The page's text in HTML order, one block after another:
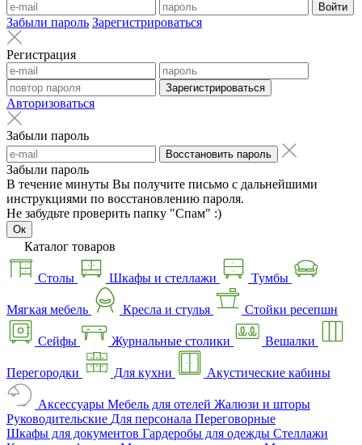
Войти
Забыли пароль Зарегистрироваться
Регистрация
Зарегистрироваться
Авторизоваться
Забыли пароль
Восстановить пароль
Забыли пароль
В течение минуты Вы получите письмо с дальнейшими
инструкциями по восстановлению пароля.
Не забудьте проверить папку "Спам" :)
Ок
Каталог товаров
Столы Шкафы и стеллажи Тумбы
Мягкая мебель Кресла и стулья Стойки ресепшн
Сейфы Журнальные столики Вешалки
Перегородки Для кухни Акустические кабины
Аксессуары Мебель для отелей Жалюзи и шторы
Руководительские Для персонала Переговорные
Шкафы для документов Гардеробы для одежды Стеллажи